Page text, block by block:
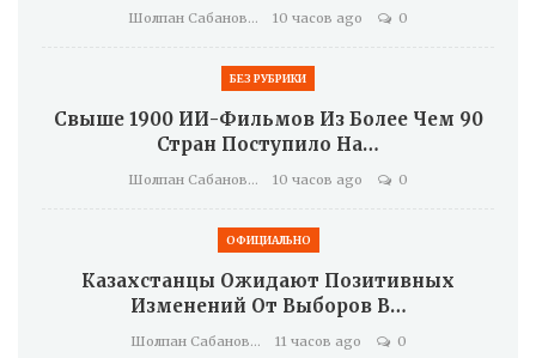
Шолпан Сабанова 10 часов ago 0
БЕЗ РУБРИКИ
Свыше 1900 ИИ-Фильмов Из Более Чем 90
Стран Поступило На…
Шолпан Сабанова 10 часов ago 0
ОФИЦИАЛЬНО
Казахстанцы Ожидают Позитивных
Изменений От Выборов В…
Шолпан Сабанова 11 часов ago 0